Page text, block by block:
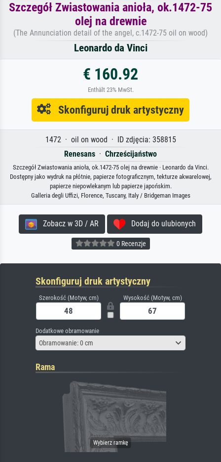
Szczegół Zwiastowania anioła, ok.1472-75
olej na drewnie
(The Annunciation detail of the angel, c.1472-75 oil on wood)
Leonardo da Vinci
€ 160.92
Enthält 23% MwSt.
Skonfiguruj druk artystyczny
1472 · oil on wood · ID zdjęcia: 358815
Renesans · Chrześcijaństwo
Szczegół Zwiastowania anioła, ok.1472-75 olej na drewnie · Leonardo da Vinci.
Dostępny jako wydruk na płótnie, papierze fotograficznym, tekturze akwarelowej,
papierze niepowlekanym lub papierze japońskim.
Galleria degli Uffizi, Florence, Tuscany, Italy / Bridgeman Images
Zobacz w 3D / AR Dodaj do ulubionych
0 Recenzje
Skonfiguruj druk artystyczny
Szerokość (Motyw, cm) Wysokość (Motyw, cm)
Dodatkowe obramowanie
Obramowanie: 0 cm
Rama